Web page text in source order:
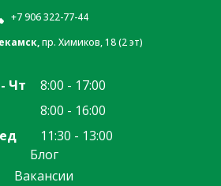
пр. Химиков, 18 (2 эт)
Чт
8:00 - 17:00
8:00 - 16:00
11:30 - 13:00
+7 906 322-77-44
Блог
Вакансии